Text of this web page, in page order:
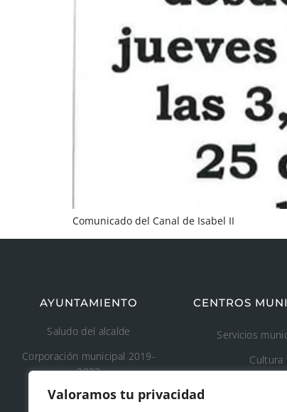
Valoramos tu privacidad
Comunicado del Canal de Isabel II
AYUNTAMIENTO
Saludo del alcalde
Corporación municipal 2019-
2023
Concejalía 2019-2023
CENTROS
Servicios
Cultura